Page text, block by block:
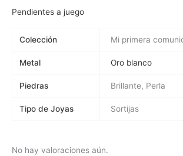
Pendientes a juego
Colección Mi primera
Metal Oro blanco
Piedras Brillante, Perla
Tipo de Joyas Sortijas
No hay valoraciones aún.